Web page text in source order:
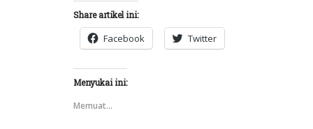
Share artikel ini:
Facebook Twitter
Menyukai ini:
Memuat...